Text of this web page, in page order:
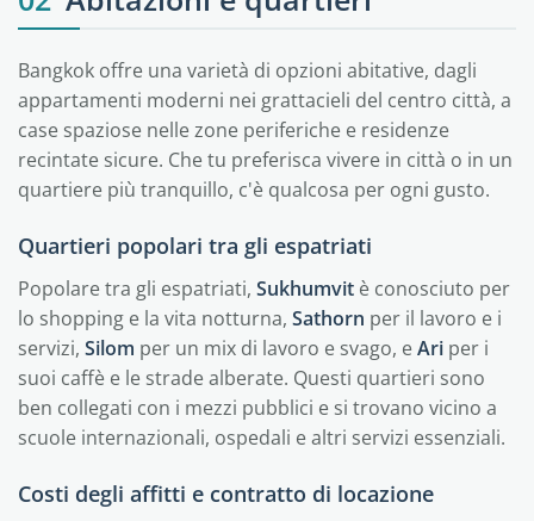
Bangkok offre una varietà di opzioni abitative, dagli
appartamenti moderni nei grattacieli del centro città, a
case spaziose nelle zone periferiche e residenze
recintate sicure. Che tu preferisca vivere in città o in un
quartiere più tranquillo, c'è qualcosa per ogni gusto.
Quartieri popolari tra gli espatriati
Popolare tra gli espatriati, Sukhumvit è conosciuto per
lo shopping e la vita notturna, Sathorn per il lavoro e i
servizi, Silom per un mix di lavoro e svago, eAri per i
suoi caffè e le strade alberate. Questi quartieri sono
ben collegati con i mezzi pubblici e si trovano vicino a
scuole internazionali, ospedali e altri servizi essenziali.
Costi degli affitti e contratto di locazione